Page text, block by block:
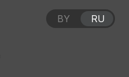
BY RU